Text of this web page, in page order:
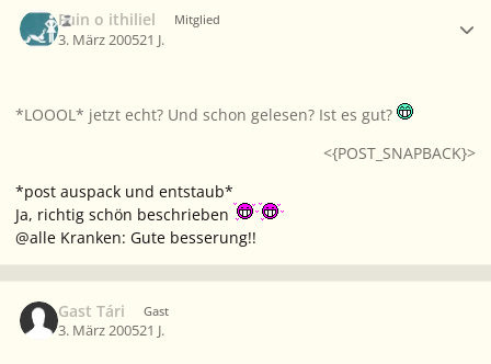
Fuin o ithiliel Mitglied
3. März 200521 J.
*LOOOL* jetzt echt? Und schon gelesen? Ist es gut?
<{POST_SNAPBACK}>
*post auspack und entstaub*
Ja, richtig schön beschrieben
@alle Kranken: Gute besserung!!
Gast Tári Gast
3. März 200521 J.